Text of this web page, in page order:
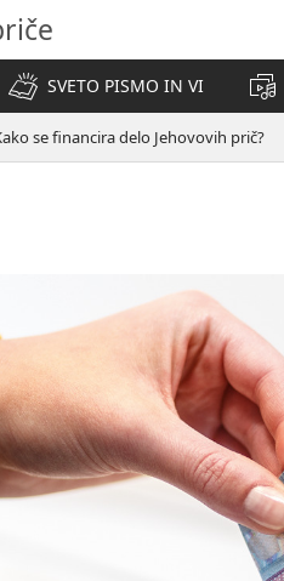
SVETO PISMO IN VI
se financira delo Jehovovih prič?